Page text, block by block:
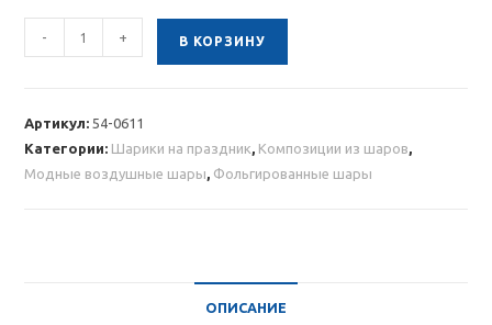
Количество
товара
с
- + В КОРЗИНУ
Артикул:54-0611
Категории: Шарики на праздник, Композиции из шаров,
Модные воздушные шары, Фольгированные шары
ОПИСАНИЕ